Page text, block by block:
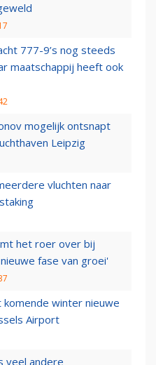
777-9’s nog steeds
maatschappij heeft ook
mogelijk ontsnapt
Leipzig
vluchten naar
het roer over bij
fase van groei'
komende winter nieuwe
Airport
veel andere